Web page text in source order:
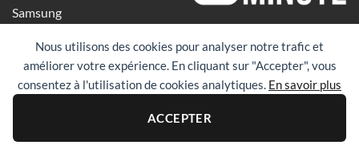
Nous utilisons des cookies pour analyser notre trafic et
améliorer votre expérience. En cliquant sur "Accepter", vous
consentez à l'utilisation de cookies analytiques. En savoir plus
ACCEPTER
Samsung
Xiaomi
Google
Huawei
Une coque en quelques
clics